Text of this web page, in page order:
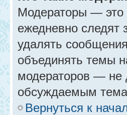
Модераторы — это
ежедневно
удалять
объединять темы
модераторов — не
обсуждаемым
Вернуться к